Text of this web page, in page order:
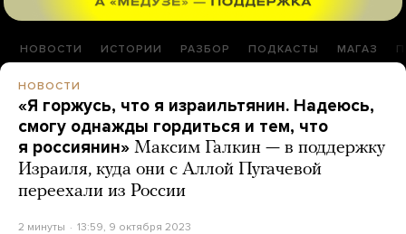
НОВОСТИ ИСТОРИИ РАЗБОР ПОДКАСТЫ МАГАЗ
НОВОСТИ
«Я горжусь, что я израильтянин. Надеюсь,
смогу однажды гордиться и тем, что
я россиянин» Максим Галкин — в поддержку
Израиля, куда они с Аллой Пугачевой
переехали из России
2 минуты 13:59, 9 октября 2023